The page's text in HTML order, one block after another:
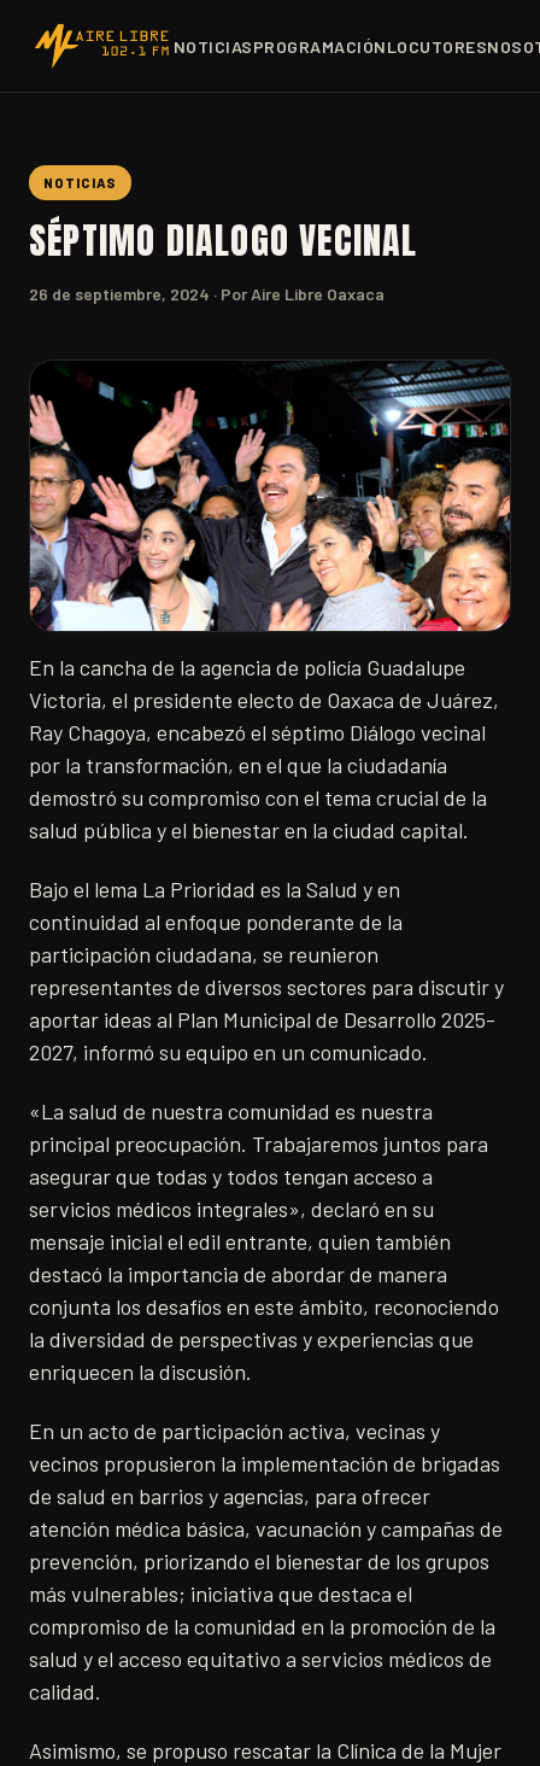
NOTICIASPROGRAMACIÓNLOCUTORES
NOTICIAS
SÉPTIMO DIALOGO VECINAL
26 de septiembre, 2024 · Por Aire Libre Oaxaca
En la cancha de la agencia de policía Guadalupe
Victoria, el presidente electo de Oaxaca de Juárez,
Ray Chagoya, encabezó el séptimo Diálogo vecinal
por la transformación, en el que la ciudadanía
demostró su compromiso con el tema crucial de la
salud pública y el bienestar en la ciudad capital.
Bajo el lema La Prioridad es la Salud y en
continuidad al enfoque ponderante de la
participación ciudadana, se reunieron
representantes de diversos sectores para discutir y
aportar ideas al Plan Municipal de Desarrollo 2025-
2027, informó su equipo en un comunicado.
«La salud de nuestra comunidad es nuestra
principal preocupación. Trabajaremos juntos para
asegurar que todas y todos tengan acceso a
servicios médicos integrales», declaró en su
mensaje inicial el edil entrante, quien también
destacó la importancia de abordar de manera
conjunta los desafíos en este ámbito, reconociendo
la diversidad de perspectivas y experiencias que
enriquecen la discusión.
En un acto de participación activa, vecinas y
vecinos propusieron la implementación de brigadas
de salud en barrios y agencias, para ofrecer
atención médica básica, vacunación y campañas de
prevención, priorizando el bienestar de los grupos
más vulnerables; iniciativa que destaca el
compromiso de la comunidad en la promoción de la
salud y el acceso equitativo a servicios médicos de
calidad.
Asimismo, se propuso rescatar la Clínica de la Mujer